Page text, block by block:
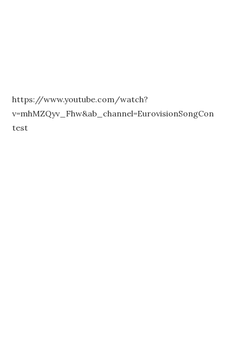
https://www.youtube.com/watch?
v=mhMZQyv_Fhw&ab_channel=EurovisionSongCon
test